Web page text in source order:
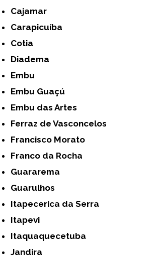
Cajamar
Carapicuíba
Cotia
Diadema
Embu
Embu Guaçú
Embu das Artes
Ferraz de Vasconcelos
Francisco Morato
Franco da Rocha
Guararema
Guarulhos
Itapecerica da Serra
Itapevi
Itaquaquecetuba
Jandira